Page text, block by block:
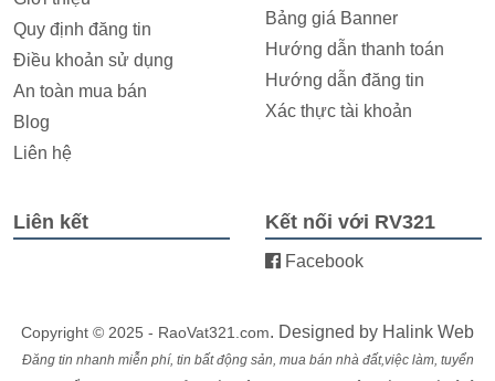
Quy định đăng tin
Điều khoản sử dụng
An toàn mua bán
Blog
Liên hệ
Bảng giá Banner
Hướng dẫn thanh toán
Hướng dẫn đăng tin
Xác thực tài khoản
Liên kết Kết nối với RV321
Facebook
Copyright © 2025 - RaoVat321.com. Designed by Halink Web
Đăng tin nhanh miễn phí, tin bất động sản, mua bán nhà đất,việc làm, tuyển